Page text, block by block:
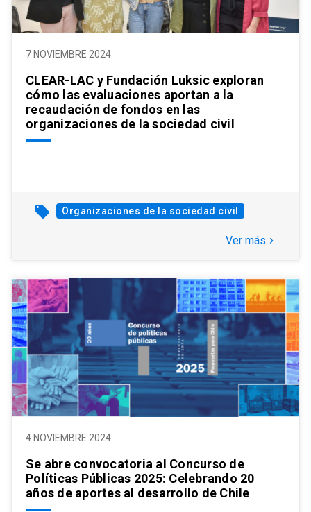
7 NOVIEMBRE 2024
CLEAR-LAC y Fundación Luksic exploran
cómo las evaluaciones aportan a la
recaudación de fondos en las
organizaciones de la sociedad civil
local_offer Organizaciones de la sociedad civil
Ver más keyboard_arrow_right
4 NOVIEMBRE 2024
Se abre convocatoria al Concurso de
Políticas Públicas 2025: Celebrando 20
años de aportes al desarrollo de Chile